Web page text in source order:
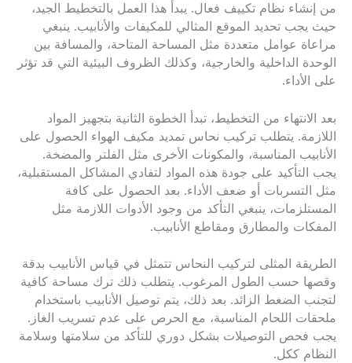
من إنشاء نظام تكييف فعال. يبدأ هذا العمل بالتخطيط الجيد،
حيث يجب تحديد الموقع المثالي للمكيفات والأنابيب. ينبغي
مراعاة عوامل متعددة مثل المساحة المتاحة، والمسافة بين
الوحدة الداخلية والخارجية، وكذلك الظروف البيئية التي قد تؤثر
على الأداء.
بعد الانتهاء من التخطيط، تبدأ الخطوة الثانية بتجهيز المواد
اللازمة. يتطلب تركيب نحاس تمديد مكيف الهواء الحصول على
الأنابيب المناسبة، والمكونات الأخرى مثل الفلتر والمضخة.
يجب التأكيد على جودة هذه المواد لتفادي المشاكل المستقبلية،
مثل التسربات أو ضعف الأداء. بعد الحصول على كافة
المستلزمات، ينبغي التأكد من وجود الأدوات اللازمة مثل
المفكات والمطارق ومقاطع الأنابيب.
الطريقة المثلى لتركيب النحاس تتمثل في قياس الأنابيب بدقة
وقصها حسب الطول المرغوب. يتطلب ذلك ترك مساحة كافية
لتجنب الضغط الزائد. بعد ذلك، يتم توصيل الأنابيب باستخدام
ملحقات اللحام المناسبة، مع الحرص على عدم تسريب الغاز.
يجب فحص التوصيلات بشكل دوري للتأكد من سلامتها وسلامة
النظام ككل.